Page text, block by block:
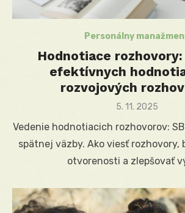
Personálny
Hodnotiace rozhovory:
efektívnych
rozvojových
Posted
5. 11. 2025
Vedenie hodnotiacich rozhovorov:
spätnej väzby. Ako viesť rozhovory,
otvorenosti a zlepšovať